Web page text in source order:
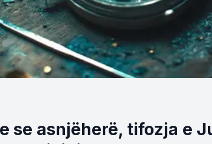
se asnjëherë, tifozja e